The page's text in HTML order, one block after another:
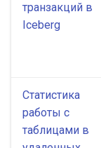
транзакций в
Iceberg
Статистика
работы с
таблицами в